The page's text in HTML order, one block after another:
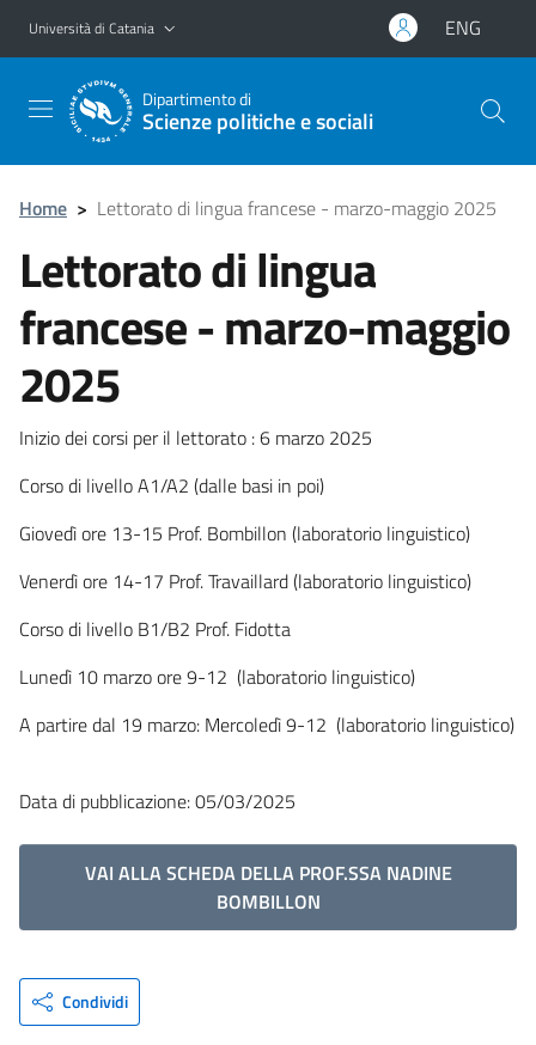
Vai al contenuto principale
Vai al menu di navigazione
Università di Catania ENG
Dipartimento di
Scienze politiche e sociali
Home > Lettorato di lingua francese - marzo-maggio 2025
Lettorato di lingua
francese - marzo-maggio
2025
Inizio dei corsi per il lettorato : 6 marzo 2025
Corso di livello A1/A2 (dalle basi in poi)
Giovedì ore 13-15 Prof. Bombillon (laboratorio linguistico)
Venerdì ore 14-17 Prof. Travaillard (laboratorio linguistico)
Corso di livello B1/B2 Prof. Fidotta
Lunedì 10 marzo ore 9-12 (laboratorio linguistico)
A partire dal 19 marzo: Mercoledì 9-12 (laboratorio linguistico)
Data di pubblicazione: 05/03/2025
VAI ALLA SCHEDA DELLA PROF.SSA NADINE
BOMBILLON
Condividi